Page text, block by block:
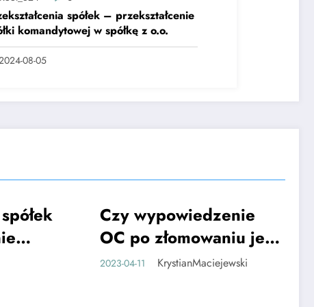
spółek – przekształcenie
komandytowej w spółkę z o.o.
08-05
w
CIEKAWE
Czy wypowiedzenie
OC po złomowaniu jest
trudne?
2023-04-11 KrystianMaciejewski